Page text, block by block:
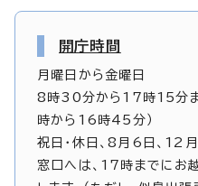
開庁時間
月曜日から金曜日
8時30分から17時15分ま
時から16時45分）
祝日・休日、8月6日、
窓口へは、17時までにお